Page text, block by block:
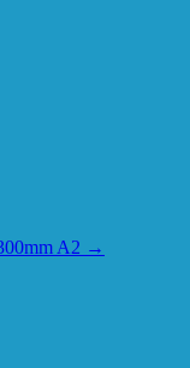
A2 →